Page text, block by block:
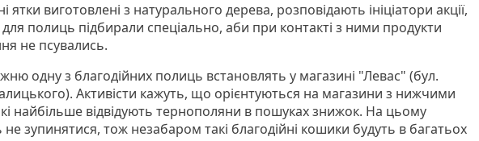
ятки виготовлені з натурального дерева, розповідають ініціатори акції,
для полиць підбирали спеціально, аби при контакті з ними продукти
не псувались.
одну з благодійних полиць встановлять у магазині "Левас" (бул.
Активісти кажуть, що орієнтуються на магазини з нижчими
найбільше відвідують тернополяни в пошуках знижок. На цьому
не зупинятися, тож незабаром такі благодійні кошики будуть в багатьох